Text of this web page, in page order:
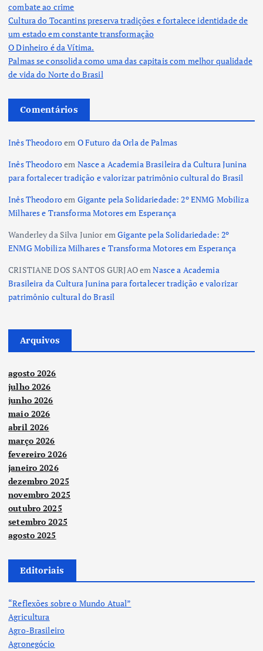
combate ao crime
Cultura do Tocantins preserva tradições e fortalece identidade de
um estado em constante transformação
O Dinheiro é da Vítima.
Palmas se consolida como uma das capitais com melhor qualidade
de vida do Norte do Brasil
Comentários
Inês Theodoroem O Futuro da Orla de Palmas
Inês Theodoroem Nasce a Academia Brasileira da Cultura Junina
para fortalecer tradição e valorizar patrimônio cultural do Brasil
Inês Theodoroem Gigante pela Solidariedade: 2º ENMG Mobiliza
Milhares e Transforma Motores em Esperança
Wanderley da Silva JunioremGigante pela Solidariedade: 2º
ENMG Mobiliza Milhares e Transforma Motores em Esperança
CRISTIANE DOS SANTOS GURJAOemNasce a Academia
Brasileira da Cultura Junina para fortalecer tradição e valorizar
patrimônio cultural do Brasil
Arquivos
agosto 2026
julho 2026
junho 2026
maio 2026
abril 2026
março 2026
fevereiro 2026
janeiro 2026
dezembro 2025
novembro 2025
outubro 2025
setembro 2025
agosto 2025
Editoriais
“Reflexões sobre o Mundo Atual”
Agricultura
Agro-Brasileiro
Agronegócio